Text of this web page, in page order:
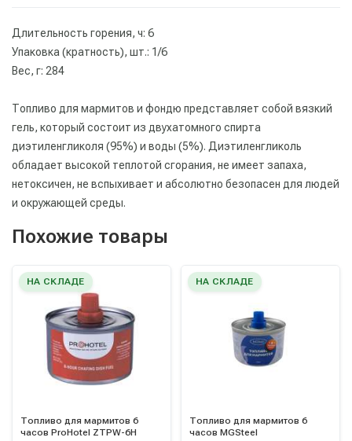
Длительность горения, ч: 6
Упаковка (кратность), шт.: 1/6
Вес, г: 284
Топливо для мармитов и фондю представляет собой вязкий
гель, который состоит из двухатомного спирта
диэтиленгликоля (95%) и воды (5%). Диэтиленгликоль
обладает высокой теплотой сгорания, не имеет запаха,
нетоксичен, не вспыхивает и абсолютно безопасен для людей
и окружающей среды.
Похожие товары
НА СКЛАДЕ
Топливо для мармитов 6
часов ProHotel ZTPW-6H
НА СКЛАДЕ
Топливо для мармитов 6
часов MGSteel